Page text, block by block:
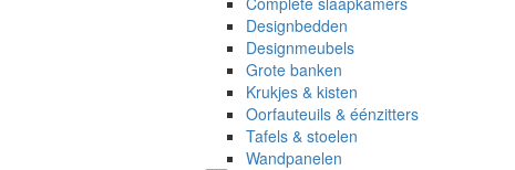
Designbedden
Designmeubels
Grote banken
Krukjes & kisten
Oorfauteuils & éénzitters
Tafels & stoelen
Wandpanelen